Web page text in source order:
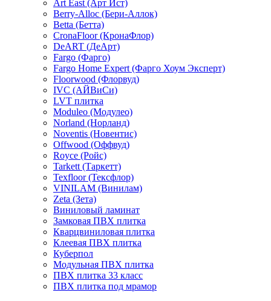
Art East (Арт Ист)
Berry-Alloc (Бери-Аллок)
Betta (Бетта)
CronaFloor (КронаФлор)
DeART (ДеАрт)
Fargo (Фарго)
Fargo Home Expert (Фарго Хоум Эксперт)
Floorwood (Флорвуд)
IVC (АЙВиСи)
LVT плитка
Moduleo (Модулео)
Norland (Норланд)
Noventis (Новентис)
Offwood (Оффвуд)
Royce (Ройс)
Tarkett (Таркетт)
Texfloor (Тексфлор)
VINILAM (Винилам)
Zeta (Зета)
Виниловый ламинат
Замковая ПВХ плитка
Кварцвиниловая плитка
Клеевая ПВХ плитка
Куберпол
Модульная ПВХ плитка
ПВХ плитка 33 класс
ПВХ плитка под мрамор